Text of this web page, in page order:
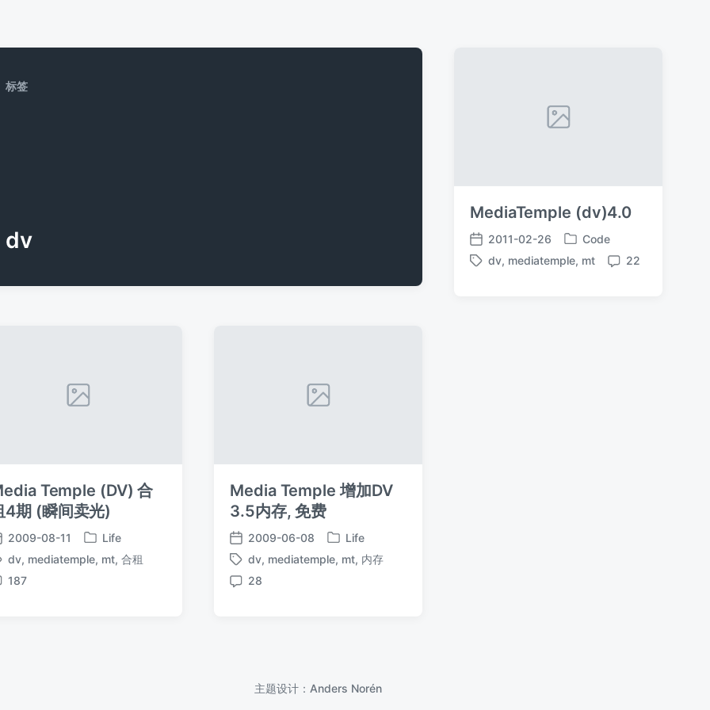
标签
dv
MediaTemple (dv)4.0
发
布
2011-02-26
发
布
Code
标
dv, mediatemple, mt
评
22
Temple (DV) 合
4期 (瞬间卖光)
2009-08-11
发
布
Life
dv, mediatemple, mt,合租
187
Media Temple 增加DV
3.5内存, 免费
发
布
日
2009-06-08
发
布
Life
标
签
dv, mediatemple, mt, 内存
评
28
主题设计： Anders Norén